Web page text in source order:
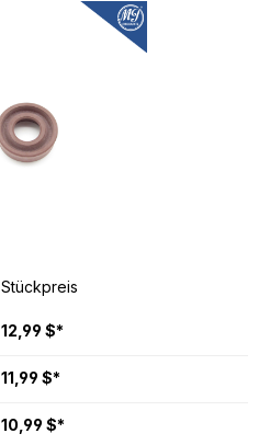
Stückpreis
12,99 $*
11,99 $*
10,99 $*